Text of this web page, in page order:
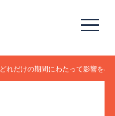
どれだけの期間にわたって影響を与